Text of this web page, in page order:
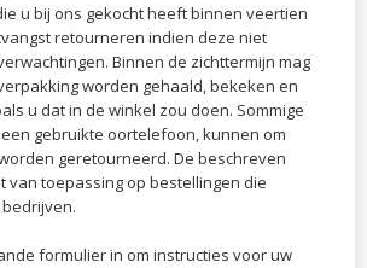
u bij ons gekocht heeft binnen veertien
retourneren indien deze niet
Binnen de zichttermijn mag
worden gehaald, bekeken en
u dat in de winkel zou doen. Sommige
gebruikte oortelefoon, kunnen om
geretourneerd. De beschreven
van toepassing op bestellingen die
formulier in om instructies voor uw